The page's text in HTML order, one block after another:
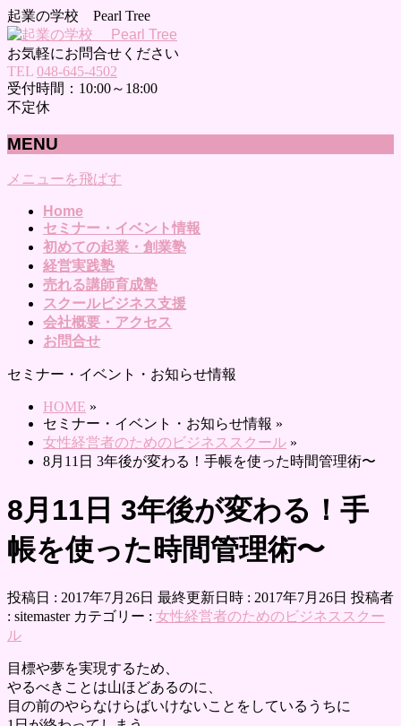
起業の学校 Pearl Tree
お気軽にお問合せください
TEL 048-645-4502
受付時間：10:00～18:00
不定休
MENU
メニューを飛ばす
Home
セミナー・イベント情報
初めての起業・創業塾
経営実践塾
売れる講師育成塾
スクールビジネス支援
会社概要・アクセス
お問合せ
セミナー・イベント・お知らせ情報
HOME »
セミナー・イベント・お知らせ情報 »
女性経営者のためのビジネススクール »
8月11日 3年後が変わる！手帳を使った時間管理術〜
8月11日 3年後が変わる！手
帳を使った時間管理術〜
投稿日 : 2017年7月26日 最終更新日時 : 2017年7月26日 投稿者
: sitemaster カテゴリー : 女性経営者のためのビジネススクー
ル
目標や夢を実現するため、
やるべきことは山ほどあるのに、
目の前のやらなけらばいけないことをしているうちに